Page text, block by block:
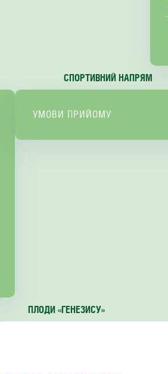
СПОРТИВНИЙ НАПРЯМ
УМОВИ ПРИЙОМУ
ПЛОДИ «ГЕНЕЗИСУ»